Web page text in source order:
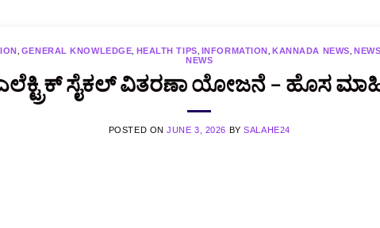
GENERAL KNOWLEDGE HEALTH TIPS INFORMATION ,KANNADA NEWS NEWS
NEWS
ಸೈಕಲ್ ವಿತರಣಾ ಯೋಜನೆ – ಹೊಸ
POSTED ONJUNE 3, 2026 BYSALAHE24